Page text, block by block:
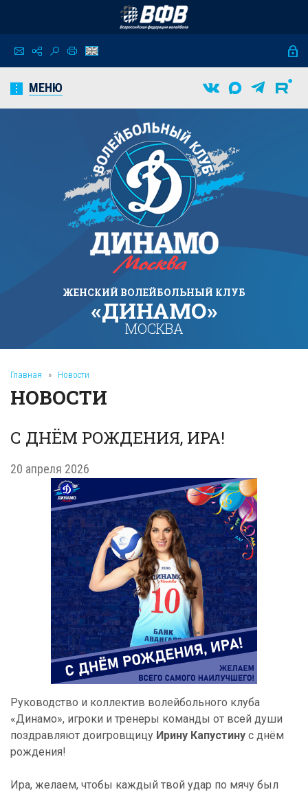
МЕНЮ
ЖЕНСКИЙ ВОЛЕЙБОЛЬНЫЙ КЛУБ
«ДИНАМО»
МОСКВА
Главная » Новости
НОВОСТИ
С ДНЁМ РОЖДЕНИЯ, ИРА!
20 апреля 2026
Руководство и коллектив волейбольного клуба
«Динамо», игроки и тренеры команды от всей души
поздравляют доигровщицу Ирину Капустину с днём
рождения!
Ира, желаем, чтобы каждый твой удар по мячу был